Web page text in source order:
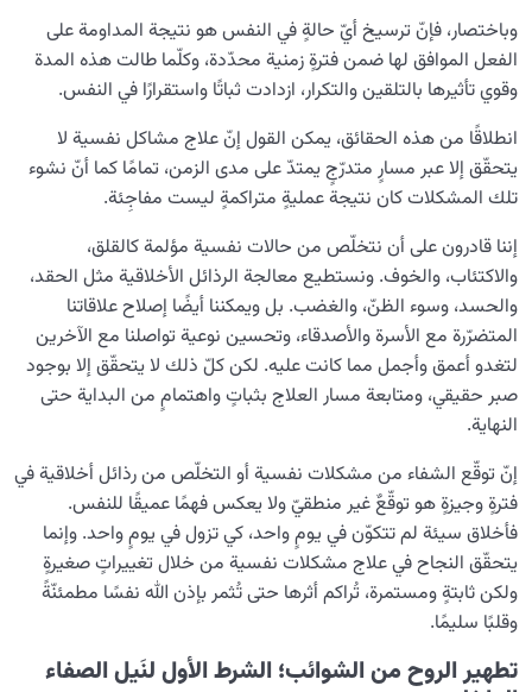
ما هو مسار العبور على الصراط؟ وهل يمكن اختصار رحلة
العبور؟
الرضا عن الله: مؤشر لسلامة القلب أم مجرد استجابة للظروف؟
ما هي أعظم أمانة الله في حياتنا، وما دور حفظها في شفاء
قلوبنا؟
ثلاثة أذكارٍ رئيسة لسکینة القلب وسلامته: ما هي أهم الأذكار
لسلامة القلب؟
ما مفتاح إدارة أسلوب الحياة؟ وكيف نصنع من المحبّة سبيلاً
إلى السعادة
أصل الحبّ في الإنسان وهل نحن نحبُّ الأشخاص أم صفاتهم؟
ما هي طريقة علاج أمراض روحية؟ وهل يوجد علاج نهائي لها؟
هل يمكن علاج مشكلات نفسية في وقتٍ قصير؟
الإنسان محور الخلق 0/9
رؤية عالم الغيب 0/9
وباختصار، فإنّ ترسيخ أيّ حالةٍ في النفس هو نتيجة المداومة على
الفعل الموافق لها ضمن فترةٍ زمنية محدّدة، وكلّما طالت هذه المدة
وقوي تأثيرها بالتلقين والتكرار، ازدادت ثباتًا واستقرارًا في النفس.
انطلاقًا من هذه الحقائق، يمكن القول إنّ علاج مشاكل نفسية لا
يتحقّق إلا عبر مسارٍ متدرّجٍ يمتدّ على مدى الزمن، تمامًا كما أنّ نشوء
تلك المشكلات كان نتيجة عمليةٍ متراكمةٍ ليست مفاجِئة.
إننا قادرون على أن نتخلّص من حالات نفسية مؤلمة كالقلق،
والاكتئاب، والخوف. ونستطيع معالجة الرذائل الأخلاقية مثل الحقد،
والحسد، وسوء الظنّ، والغضب. بل ويمكننا أيضًا إصلاح علاقاتنا
المتضرّرة مع الأسرة والأصدقاء، وتحسين نوعية تواصلنا مع الآخرين
لتغدو أعمق وأجمل مما كانت عليه. لكن كلّ ذلك لا يتحقّق إلا بوجود
صبر حقيقي، ومتابعة مسار العلاج بثباتٍ واهتمامٍ من البداية حتى
النهاية.
إنّ توقّع الشفاء من مشكلات نفسية أو التخلّص من رذائل أخلاقية في
فترةٍ وجيزةٍ هو توقّعٌ غير منطقيّ ولا يعكس فهمًا عميقًا للنفس.
فأخلاق سيئة لم تتكوّن في يومٍ واحد، كي تزول في يومٍ واحد. وإنما
يتحقّق النجاح في علاج مشكلات نفسية من خلال تغييراتٍ صغيرةٍ
ولكن ثابتةٍ ومستمرة، تُراكم أثرها حتى تُثمر بإذن الله نفسًا مطمئنّةً
وقلبًا سليمًا.
تطهير الروح من الشوائب؛ الشرط الأول لنَيل الصفاء